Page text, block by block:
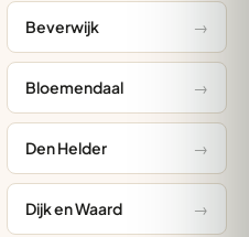
Beverwijk
Bloemendaal
Den Helder
Dijk en Waard